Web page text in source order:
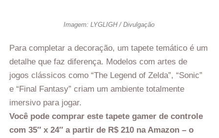
Imagem: LYGLIGH / Divulgação
Para completar a decoração, um tapete temático é um
detalhe que faz diferença. Modelos com artes de
jogos clássicos como “The Legend of Zelda”, “Sonic”
e “Final Fantasy” criam um ambiente totalmente
imersivo para jogar.
Você pode comprar este tapete gamer de controle
com 35″ x 24″ a partir de R$ 210 na Amazon – o